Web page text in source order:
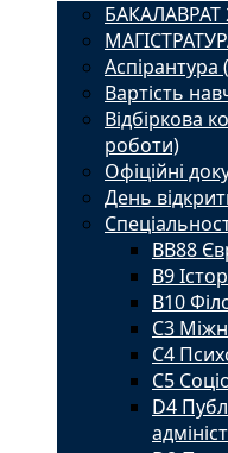
БАКАЛАВРАТ
Аспірантура
Вартість
Відбіркова
роботи)
Офіційні
День
BВ88
B9
B10
C3
C4
С5
D4